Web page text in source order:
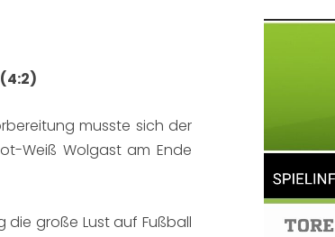
musste sich der
Weiß Wolgast am Ende
die große Lust auf Fußball